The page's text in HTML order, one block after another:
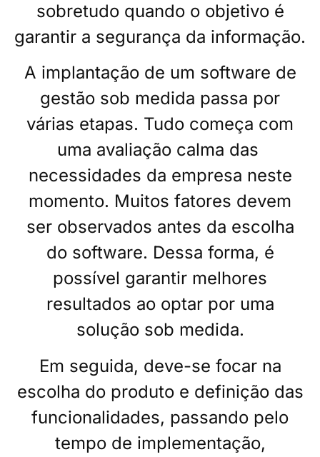
sobretudo quando o objetivo é
garantir a segurança da informação.
A implantação de um software de
gestão sob medida passa por
várias etapas. Tudo começa com
uma avaliação calma das
necessidades da empresa neste
momento. Muitos fatores devem
ser observados antes da escolha
do software. Dessa forma, é
possível garantir melhores
resultados ao optar por uma
solução sob medida.
Em seguida, deve-se focar na
escolha do produto e definição das
funcionalidades, passando pelo
tempo de implementação,